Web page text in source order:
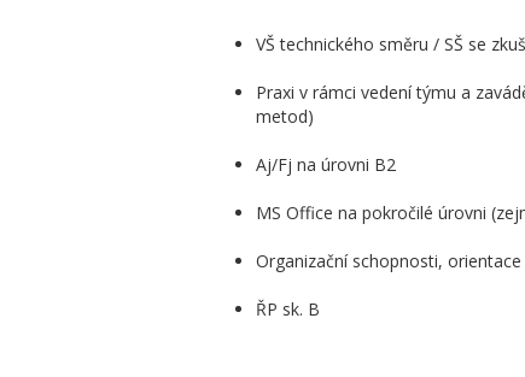
VŠ technického směru / SŠ se
Praxi v rámci vedení týmu a
metod)
Aj/Fj na úrovni B2
MS Office na pokročilé úrovni
Organizační schopnosti,
ŘP sk. B